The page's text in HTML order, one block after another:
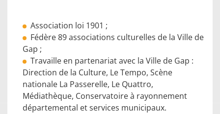
Association loi 1901 ;
Fédère 89 associations culturelles de la Ville de
Gap ;
Travaille en partenariat avec la Ville de Gap :
Direction de la Culture, Le Tempo, Scène
nationale La Passerelle, Le Quattro,
Médiathèque, Conservatoire à rayonnement
départemental et services municipaux.